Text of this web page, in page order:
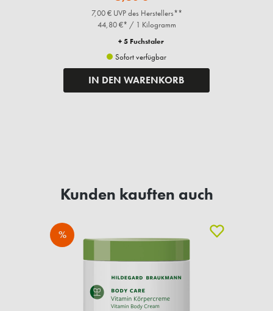
7,00 € UVP des Herstellers**
44,80 €* / 1 Kilogramm
+ 5 Fuchstaler
Sofort verfügbar
IN DEN WARENKORB
Kunden kauften auch
%